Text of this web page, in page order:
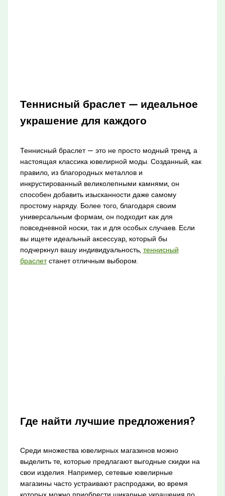
Теннисный браслет — идеальное
украшение для каждого
Теннисный браслет — это не просто модный тренд, а
настоящая классика ювелирной моды. Созданный, как
правило, из благородных металлов и
инкрустированный великолепными камнями, он
способен добавить изысканности даже самому
простому наряду. Более того, благодаря своим
универсальным формам, он подходит как для
повседневной носки, так и для особых случаев. Если
вы ищете идеальный аксессуар, который бы
подчеркнул вашу индивидуальность, теннисный
браслетстанет отличным выбором.
Где найти лучшие предложения?
Среди множества ювелирных магазинов можно
выделить те, которые предлагают выгодные скидки на
свои изделия. Например, сетевые ювелирные
магазины часто устраивают распродажи, во время